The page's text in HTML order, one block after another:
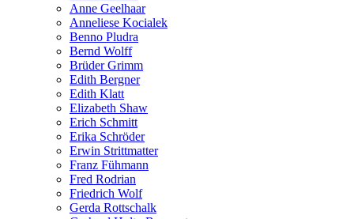
Anne Geelhaar
Anneliese Kocialek
Benno Pludra
Bernd Wolff
Brüder Grimm
Edith Bergner
Edith Klatt
Elizabeth Shaw
Erich Schmitt
Erika Schröder
Erwin Strittmatter
Franz Fühmann
Fred Rodrian
Friedrich Wolf
Gerda Rottschalk